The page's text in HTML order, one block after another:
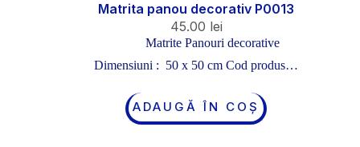
Matrita panou decorativ P0013
45.00 lei
Matrite Panouri decorative
Dimensiuni : 50 x 50 cm Cod produs…
ADAUGĂ ÎN COȘ